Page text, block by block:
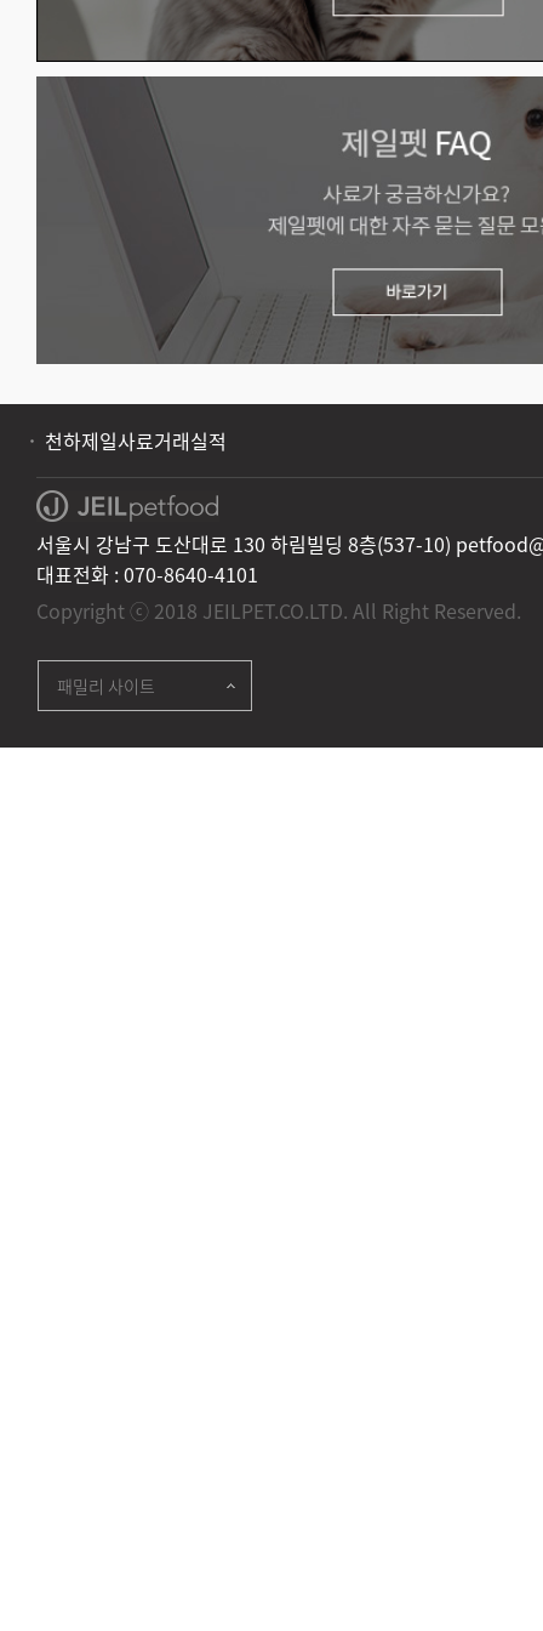
천하제일사료거래실적
패밀리 사이트
서울시 강남구 도산대로 130 하림빌딩 8층(537-10)
대표전화 :070-8640-4101
Copyright ⓒ 2018 JEILPET.CO.LTD. All Right Reserved.